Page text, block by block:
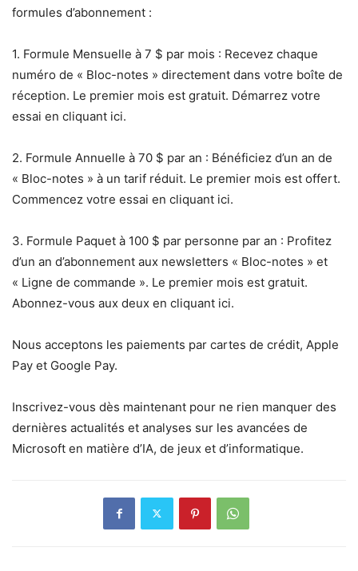
formules d’abonnement :
1. Formule Mensuelle à 7 $ par mois : Recevez chaque
numéro de « Bloc-notes » directement dans votre boîte de
réception. Le premier mois est gratuit. Démarrez votre
essai en cliquant ici.
2. Formule Annuelle à 70 $ par an : Bénéficiez d’un an de
« Bloc-notes » à un tarif réduit. Le premier mois est offert.
Commencez votre essai en cliquant ici.
3. Formule Paquet à 100 $ par personne par an : Profitez
d’un an d’abonnement aux newsletters « Bloc-notes » et
« Ligne de commande ». Le premier mois est gratuit.
Abonnez-vous aux deux en cliquant ici.
Nous acceptons les paiements par cartes de crédit, Apple
Pay et Google Pay.
Inscrivez-vous dès maintenant pour ne rien manquer des
dernières actualités et analyses sur les avancées de
Microsoft en matière d’IA, de jeux et d’informatique.